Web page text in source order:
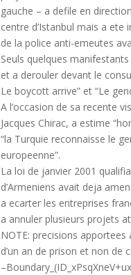
gauche – a defile en
centre d’Istanbul mais a ete
de la police anti-emeutes
Seuls quelques
et a derouler devant le
Le boycott arrive” et “Le
A l’occasion de sa recente
Jacques Chirac, a estime
“la Turquie reconnaisse le
europeenne”.
La loi de janvier 2001
d’Armeniens avait deja
a ecarter les entreprises
a annuler plusieurs projets
NOTE: precisions apportees
d’un an de prison et non de